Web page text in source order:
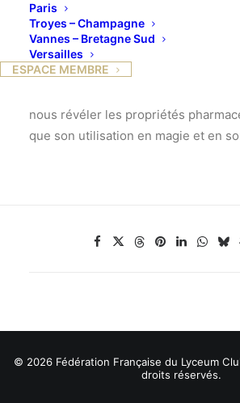
Paris
Troyes – Champagne
Vannes – Bretagne Sud
Versailles
ESPACE MEMBRE
piments ! Mais connaissez-vous la
plante qui pousse en bordure des
décombres et les lieux abandonnés
des plantes toxiques qui aurait
nous révéler les propriétés
que son utilisation en magie et en
© 2026 Fédération Française du Lyceum
droits réservés.